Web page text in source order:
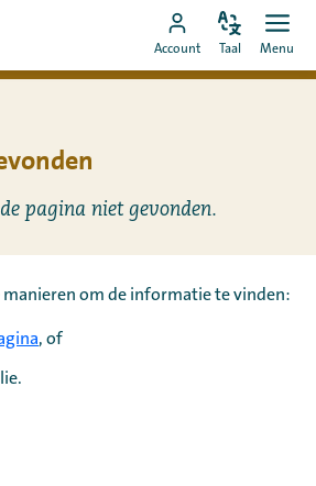
Ga
naar
Account
Pas
taal
Taal Menu
pagina niet gevonden.
manieren om de informatie te vinden:
, of